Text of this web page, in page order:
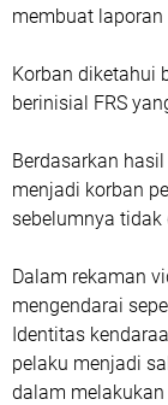
membuat laporan
Korban diketahui
berinisial FRS
Berdasarkan
menjadi korban
sebelumnya tidak
Dalam rekaman
mengendarai
Identitas
pelaku menjadi
dalam melakukan